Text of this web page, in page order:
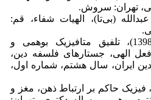
تهران: سروش.
(بی‌تا)، الهیات شفاء، قم:
اجتهادیان، حسین (1398)، تلفیق متافیزیک بوهمی و
الهی، جستارهای فلسفه دین،
ایران، سال هشتم، شماره اول،
محمد (1398)، فیزیک حاکم بر ارتباط ذهن، مغز و